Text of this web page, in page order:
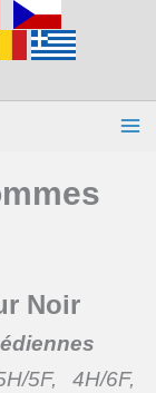
Noir
5F, 4H/6F,